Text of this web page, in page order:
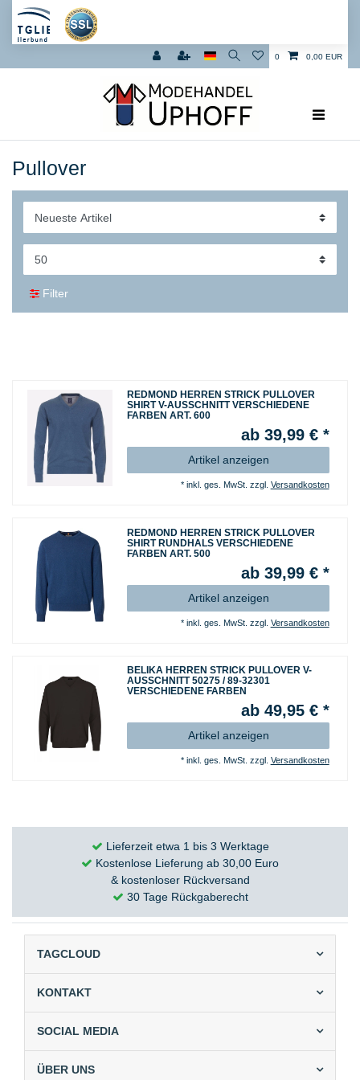
0 0,00 EUR
Pullover
Filter
REDMOND HERREN STRICK PULLOVER
SHIRT V-AUSSCHNITT VERSCHIEDENE
FARBEN ART. 600
ab 39,99 € *
Artikel anzeigen
* inkl. ges. MwSt. zzgl. Versandkosten
REDMOND HERREN STRICK PULLOVER
SHIRT RUNDHALS VERSCHIEDENE
FARBEN ART. 500
ab 39,99 € *
Artikel anzeigen
* inkl. ges. MwSt. zzgl. Versandkosten
BELIKA HERREN STRICK PULLOVER V-
AUSSCHNITT 50275 / 89-32301
VERSCHIEDENE FARBEN
ab 49,95 € *
Artikel anzeigen
* inkl. ges. MwSt. zzgl. Versandkosten
Lieferzeit etwa 1 bis 3 Werktage
Kostenlose Lieferung ab 30,00 Euro
& kostenloser Rückversand
30 Tage Rückgaberecht
TAGCLOUD
KONTAKT
SOCIAL MEDIA
ÜBER UNS